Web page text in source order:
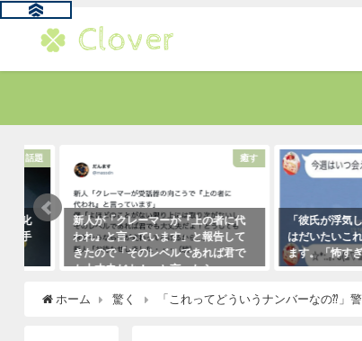
新人が「クレーマーが『上の者に代
われ』と言っています」と報告して
きたので「そのレベルであれば君で
も大丈夫だよ！」と言ったら・・・
（笑）
「彼氏が浮気してる
はだいたいこれで無
ます。「怖すぎ（笑）
ホーム 驚く 「これってどういうナンバーなの⁇」